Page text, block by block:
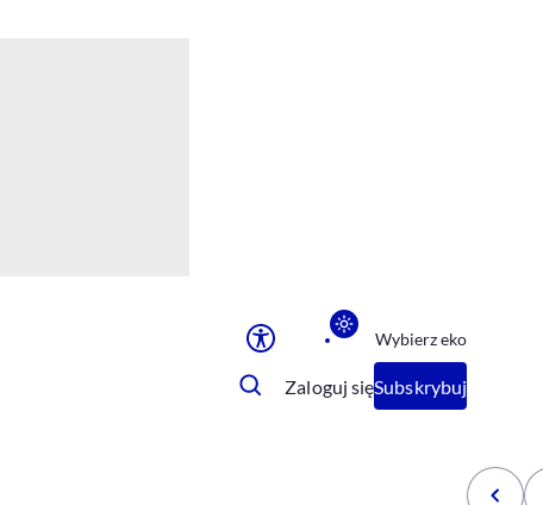
Wybierz eko
Zaloguj sięSubskrybuj